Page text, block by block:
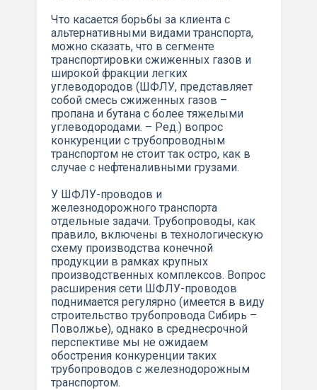
Что касается борьбы за клиента с
альтернативными видами транспорта,
можно сказать, что в сегменте
транспортировки сжиженных газов и
широкой фракции легких
углеводородов (ШФЛУ, представляет
собой смесь сжиженных газов –
пропана и бутана с более тяжелыми
углеводородами. – Ред.) вопрос
конкуренции с трубопроводным
транспортом не стоит так остро, как в
случае с нефтеналивными грузами.
У ШФЛУ-проводов и
железнодорожного транспорта
отдельные задачи. Трубопроводы, как
правило, включены в технологическую
схему производства конечной
продукции в рамках крупных
производственных комплексов. Вопрос
расширения сети ШФЛУ-проводов
поднимается регулярно (имеется в виду
строительство трубопровода Сибирь –
Поволжье), однако в среднесрочной
перспективе мы не ожидаем
обострения конкуренции таких
трубопроводов с железнодорожным
транспортом.